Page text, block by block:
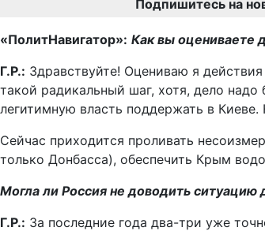
Подпишитесь на
«ПолитНавигатор»: Как вы оцениваете
Г.Р.: Здравствуйте! Оцениваю я
такой радикальный шаг, хотя, дело
легитимную власть поддержать в
Сейчас приходится проливать
только Донбасса), обеспечить Крым
Могла ли Россия не доводить ситуацию
Г.Р.: За последние года два-три уже